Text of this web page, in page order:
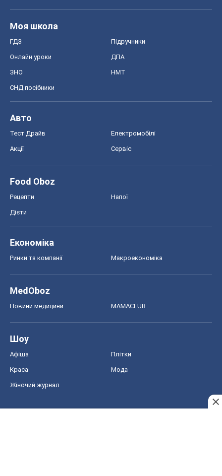
Моя школа
ГДЗ Підручники
Онлайн уроки ДПА
ЗНО НМТ
СНД посібники
Авто
Тест Драйв Електромобілі
Акції Сервіс
Food Oboz
Рецепти Напої
Дієти
Економіка
Ринки та компанії Макроекономіка
MedOboz
Новини медицини MAMACLUB
Шоу
Афіша Плітки
Краса Мода
Жіночий журнал